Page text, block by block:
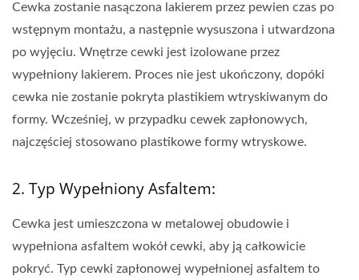
Cewka zostanie nasączona lakierem przez pewien czas po
wstępnym montażu, a następnie wysuszona i utwardzona
po wyjęciu. Wnętrze cewki jest izolowane przez
wypełniony lakierem. Proces nie jest ukończony, dopóki
cewka nie zostanie pokryta plastikiem wtryskiwanym do
formy. Wcześniej, w przypadku cewek zapłonowych,
najczęściej stosowano plastikowe formy wtryskowe.
2. Typ Wypełniony Asfaltem:
Cewka jest umieszczona w metalowej obudowie i
wypełniona asfaltem wokół cewki, aby ją całkowicie
pokryć. Typ cewki zapłonowej wypełnionej asfaltem to